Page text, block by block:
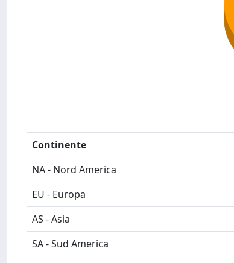
Continente
NA - Nord America
EU - Europa
AS - Asia
SA - Sud America